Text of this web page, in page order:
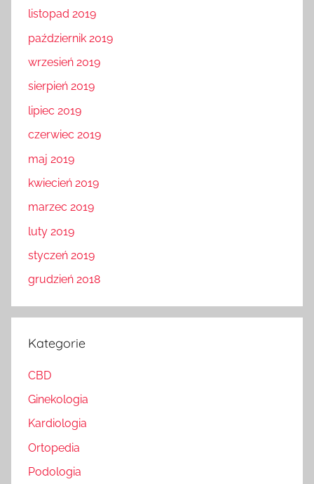
listopad 2019
październik 2019
wrzesień 2019
sierpień 2019
lipiec 2019
czerwiec 2019
maj 2019
kwiecień 2019
marzec 2019
luty 2019
styczeń 2019
grudzień 2018
Kategorie
CBD
Ginekologia
Kardiologia
Ortopedia
Podologia